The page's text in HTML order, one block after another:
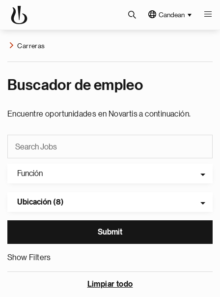
Candean
Carreras
Buscador de empleo
Encuentre oportunidades en Novartis a continuación.
Función
Ubicación (8)
Show Filters
Limpiar todo